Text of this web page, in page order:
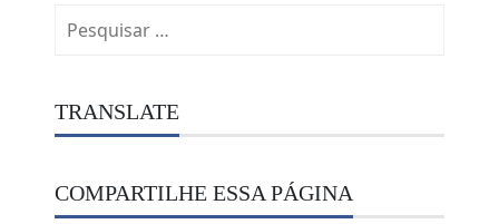
por:
TRANSLATE
COMPARTILHE ESSA PÁGINA